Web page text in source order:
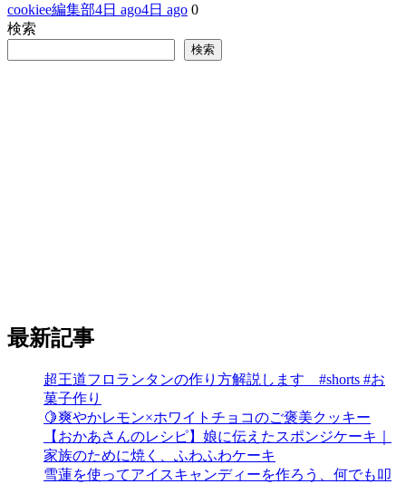
cookiee編集部4日 ago4日 ago 0
検索
検索
最新記事
超王道フロランタンの作り方解説します #shorts #お
菓子作り
🍋爽やかレモン×ホワイトチョコのご褒美クッキー
【おかあさんのレシピ】娘に伝えたスポンジケーキ｜
家族のために焼く、ふわふわケーキ
雪蓮を使ってアイスキャンディーを作ろう、何でも叩